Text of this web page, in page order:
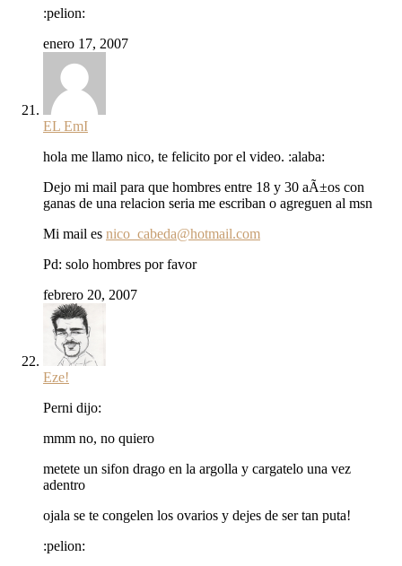
:pelion:
enero 17, 2007
EL EmI
hola me llamo nico, te felicito por el video. :alaba:
Dejo mi mail para que hombres entre 18 y 30 aÃ±os con
ganas de una relacion seria me escriban o agreguen al msn
Mi mail es nico_cabeda@hotmail.com
Pd: solo hombres por favor
febrero 20, 2007
Eze!
Perni dijo:
mmm no, no quiero
metete un sifon drago en la argolla y cargatelo una vez
adentro
ojala se te congelen los ovarios y dejes de ser tan puta!
:pelion: